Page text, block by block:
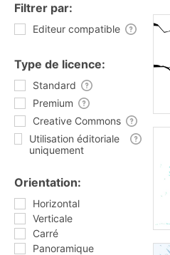
Filtrer par:
Editeur compatible
Type de licence:
Standard
Premium
Creative Commons
Utilisation éditoriale
uniquement
Orientation:
Horizontal
Verticale
Carré
Panoramique